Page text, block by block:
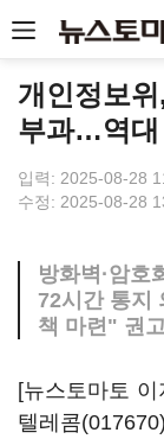
개인정보
부과…역대
입력: 2025-08-28
수정: 2025-08-28
방화벽·암호
72시간 통지
책 마련" 권
[뉴스토마토
텔레콤(017670)